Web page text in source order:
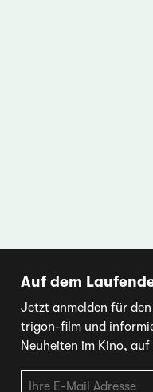
Auf dem
Jetzt anmelden für
trigon-film und
Neuheiten im Kino,